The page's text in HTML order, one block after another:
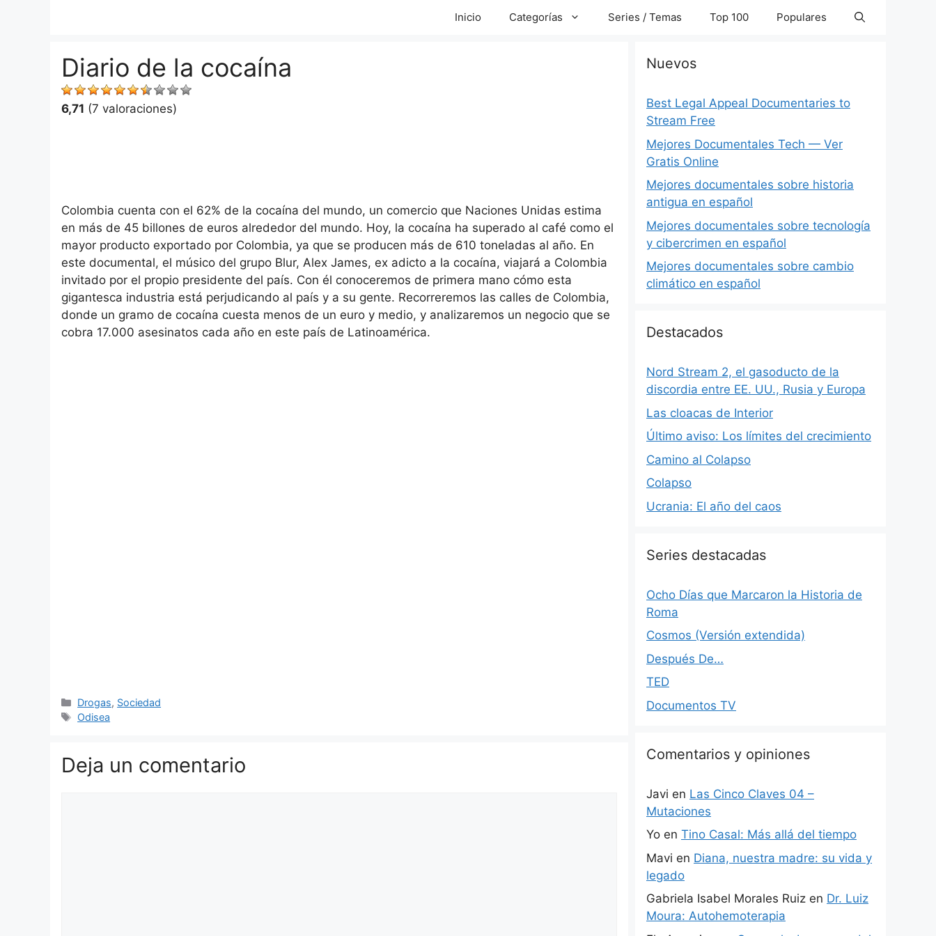
Inicio Categorías Series / Temas Top 100 Populares
Diario de la cocaína
6,71 (7 valoraciones)
Colombia cuenta con el 62% de la cocaína del mundo, un comercio que Naciones Unidas estima
en más de 45 billones de euros alrededor del mundo. Hoy, la cocaína ha superado al café como el
mayor producto exportado por Colombia, ya que se producen más de 610 toneladas al año. En
este documental, el músico del grupo Blur, Alex James, ex adicto a la cocaína, viajará a Colombia
invitado por el propio presidente del país. Con él conoceremos de primera mano cómo esta
gigantesca industria está perjudicando al país y a su gente. Recorreremos las calles de Colombia,
donde un gramo de cocaína cuesta menos de un euro y medio, y analizaremos un negocio que se
cobra 17.000 asesinatos cada año en este país de Latinoamérica.
Categorías
Drogas, Sociedad
Etiquetas
Odisea
Deja un comentario
Nuevos
Best Legal Appeal Documentaries to
Stream Free
Mejores Documentales Tech — Ver
Gratis Online
Mejores documentales sobre historia
antigua en español
Mejores documentales sobre tecnología
y cibercrimen en español
Mejores documentales sobre cambio
climático en español
Destacados
Nord Stream 2, el gasoducto de la
discordia entre EE. UU., Rusia y Europa
Las cloacas de Interior
Último aviso: Los límites del crecimiento
Camino al Colapso
Colapso
Ucrania: El año del caos
Series destacadas
Ocho Días que Marcaron la Historia de
Roma
Cosmos (Versión extendida)
Después De…
TED
Documentos TV
Comentarios y opiniones
Javi en Las Cinco Claves 04 –
Mutaciones
Yo en Tino Casal: Más allá del tiempo
Mavi en Diana, nuestra madre: su vida y
legado
Gabriela Isabel Morales Ruiz en Dr. Luiz
Moura: Autohemoterapia